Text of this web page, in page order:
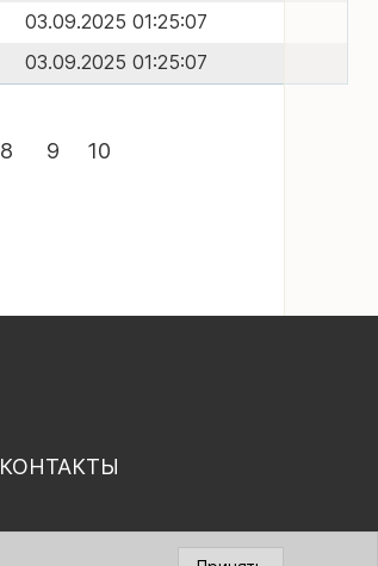
03.09.2025 01:25:07
03.09.2025 01:25:07
8 9 10
КОНТАКТЫ